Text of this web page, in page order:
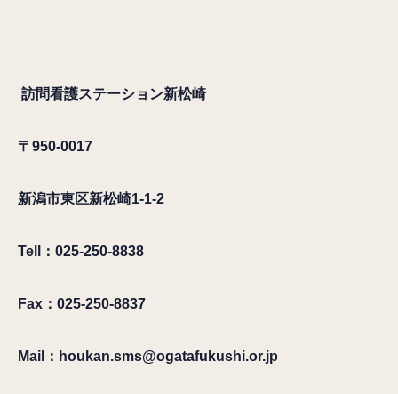
訪問看護ステーション新松崎
〒950-0017
新潟市東区新松崎1-1-2
Tell：025-250-8838
Fax：025-250-8837
Mail：houkan.sms@ogatafukushi.or.jp